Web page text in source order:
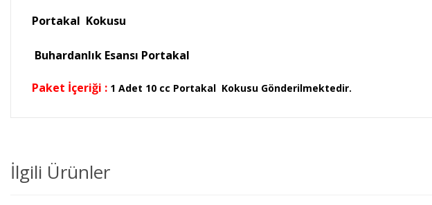
Portakal Kokusu
Buhardanlık Esansı Portakal
Paket İçeriği : 1 Adet 10 cc Portakal Kokusu Gönderilmektedir.
İlgili Ürünler